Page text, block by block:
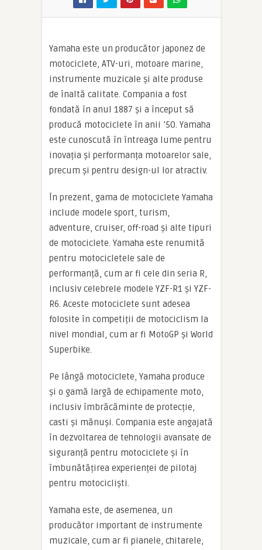
Yamaha este un producător japonez de
motociclete, ATV-uri, motoare marine,
instrumente muzicale și alte produse
de înaltă calitate. Compania a fost
fondată în anul 1887 și a început să
producă motociclete în anii ’50. Yamaha
este cunoscută în întreaga lume pentru
inovația și performanța motoarelor sale,
precum și pentru design-ul lor atractiv.
În prezent, gama de motociclete Yamaha
include modele sport, turism,
adventure, cruiser, off-road și alte tipuri
de motociclete. Yamaha este renumită
pentru motocicletele sale de
performanță, cum ar fi cele din seria R,
inclusiv celebrele modele YZF-R1 și YZF-
R6. Aceste motociclete sunt adesea
folosite în competiții de motociclism la
nivel mondial, cum ar fi MotoGP și World
Superbike.
Pe lângă motociclete, Yamaha produce
și o gamă largă de echipamente moto,
inclusiv îmbrăcăminte de protecție,
casti și mănuși. Compania este angajată
în dezvoltarea de tehnologii avansate de
siguranță pentru motociclete și în
îmbunătățirea experienței de pilotaj
pentru motocicliști.
Yamaha este, de asemenea, un
producător important de instrumente
muzicale, cum ar fi pianele, chitarele,